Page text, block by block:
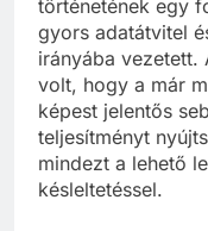
történetének egy
gyors adatátvitel
irányába vezetett.
volt, hogy a már
képest jelentős
teljesítményt
mindezt a lehető
késleltetéssel.